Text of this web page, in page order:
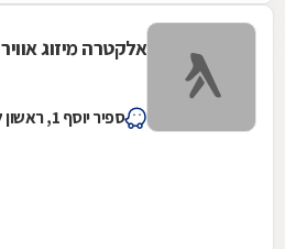
אלקטרה מיזוג אוויר
ספיר יוסף 1, ראשון לציון